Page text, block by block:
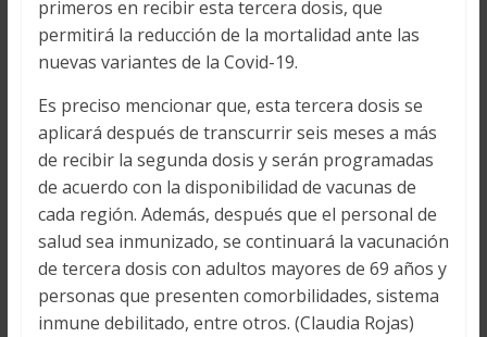
primeros en recibir esta tercera dosis, que
permitirá la reducción de la mortalidad ante las
nuevas variantes de la Covid-19.
Es preciso mencionar que, esta tercera dosis se
aplicará después de transcurrir seis meses a más
de recibir la segunda dosis y serán programadas
de acuerdo con la disponibilidad de vacunas de
cada región. Además, después que el personal de
salud sea inmunizado, se continuará la vacunación
de tercera dosis con adultos mayores de 69 años y
personas que presenten comorbilidades, sistema
inmune debilitado, entre otros. (Claudia Rojas)